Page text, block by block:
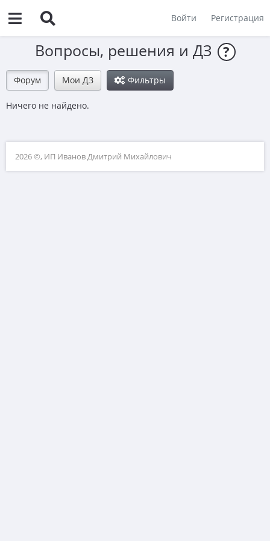
Войти Регистрация
Вопросы, решения и ДЗ ?
Форум Мои ДЗ Фильтры
Ничего не найдено.
2026 ©, ИП Иванов Дмитрий Михайлович